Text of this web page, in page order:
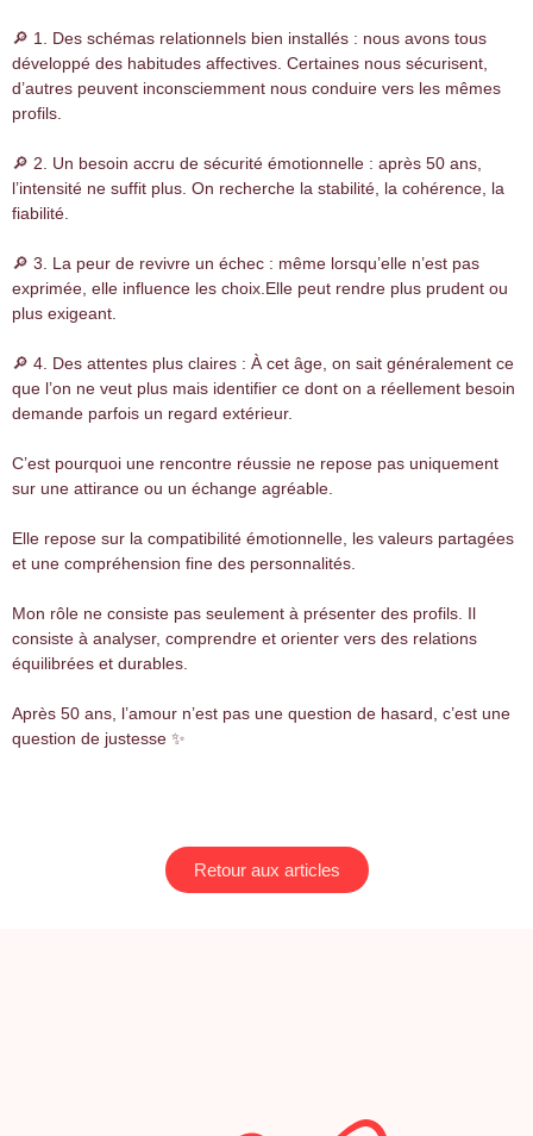
🔎 1. Des schémas relationnels bien installés : nous avons tous
développé des habitudes affectives. Certaines nous sécurisent,
d’autres peuvent inconsciemment nous conduire vers les mêmes
profils.
🔎 2. Un besoin accru de sécurité émotionnelle : après 50 ans,
l’intensité ne suffit plus. On recherche la stabilité, la cohérence, la
fiabilité.
🔎 3. La peur de revivre un échec : même lorsqu’elle n’est pas
exprimée, elle influence les choix.Elle peut rendre plus prudent ou
plus exigeant.
🔎 4. Des attentes plus claires : À cet âge, on sait généralement ce
que l’on ne veut plus mais identifier ce dont on a réellement besoin
demande parfois un regard extérieur.
C’est pourquoi une rencontre réussie ne repose pas uniquement
sur une attirance ou un échange agréable.
Elle repose sur la compatibilité émotionnelle, les valeurs partagées
et une compréhension fine des personnalités.
Mon rôle ne consiste pas seulement à présenter des profils. Il
consiste à analyser, comprendre et orienter vers des relations
équilibrées et durables.
Après 50 ans, l’amour n’est pas une question de hasard, c’est une
question de justesse ✨
Retour aux articles